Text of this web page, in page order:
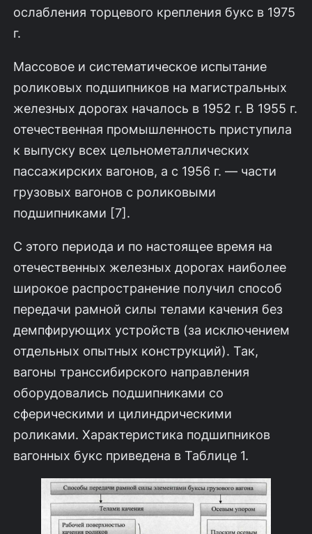
ослабления торцевого крепления букс в 1975
г.
Массовое и систематическое испытание
роликовых подшипников на магистральных
железных дорогах началось в 1952 г. В 1955 г.
отечественная промышленность приступила
к выпуску всех цельнометаллических
пассажирских вагонов, а с 1956 г. — части
грузовых вагонов с роликовыми
подшипниками [7].
С этого периода и по настоящее время на
отечественных железных дорогах наиболее
широкое распространение получил способ
передачи рамной силы телами качения без
демпфирующих устройств (за исключением
отдельных опытных конструкций). Так,
вагоны транссибирского направления
оборудовались подшипниками со
сферическими и цилиндрическими
роликами. Характеристика подшипников
вагонных букс приведена в Таблице 1.